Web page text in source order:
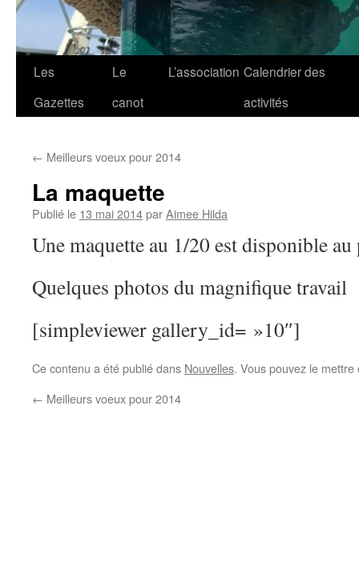
Les
Gazettes
Le
canot
L’association Calendrier des
activités
← Meilleurs voeux pour 2014
La maquette
Publié le 13 mai 2014parAimee Hilda
Une maquette au 1/20 est disponible
Quelques photos du magnifique travail
[simpleviewer gallery_id= »10″]
Ce contenu a été publié dans Nouvelles. Vous pouvez le
← Meilleurs voeux pour 2014